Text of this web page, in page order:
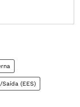
(EES)